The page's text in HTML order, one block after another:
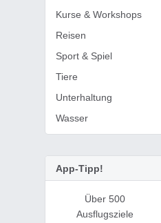
Kurse & Workshops
Reisen
Sport & Spiel
Tiere
Unterhaltung
Wasser
App-Tipp!
Über 500
Ausflugsziele